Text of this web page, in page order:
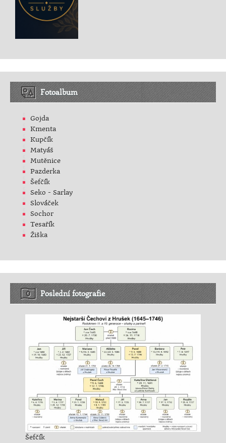
Fotoalbum
Gojda
Kmenta
Kupčík
Matyáš
Mutěnice
Pazderka
Šefčík
Seko - Sarlay
Slováček
Sochor
Tesařík
Žiška
Poslední fotografie
Šefčík